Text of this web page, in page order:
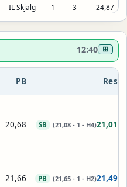
IL Skjalg 1 3 24,87
12:40 ⊞
PB Res
20,68 21,01
(21,08 - 1 - H4)
SB
21,66 21,49
(21,65 - 1 - H2)
PB